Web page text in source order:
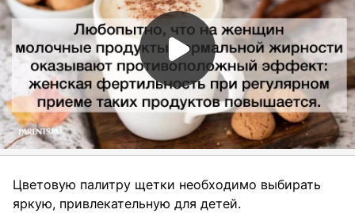
Цветовую палитру щетки необходимо выбирать
яркую, привлекательную для детей.